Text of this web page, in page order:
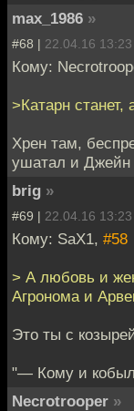
max_1986 »
#68 | 22.04.16 13:23
Кому:
>Катарн
Хрен там,
ушатал и Джейн
brig »
#69 | 22.04.16 13:23
Кому: SaX1, #58
> А любовь и
Агронома и
Это ты с
"— Кому и
Necrotrooper »